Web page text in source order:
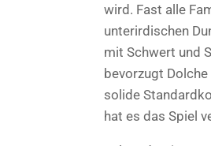
wird. Fast alle
unterirdischen
mit Schwert und
bevorzugt
solide
hat es das Spiel